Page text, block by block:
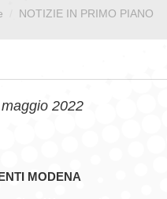
E VANTAGGI
NOTIZIE IN PRIMO PIANO
2022
MODENA